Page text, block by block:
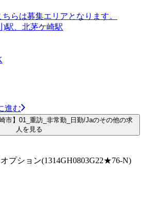
らは募集エリアとなります。
)駅、北茅ケ崎駅
進む
市】01_重訪_非常勤_日勤/Jaのその他の求
人を見る
プション(1314GH0803G22★76-N)